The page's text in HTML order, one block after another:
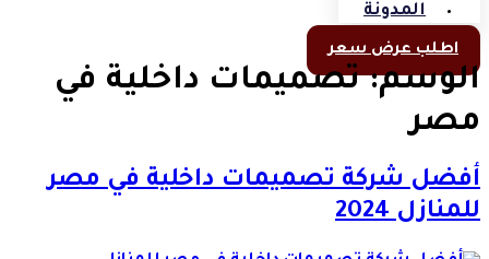
المدونة
اطلب عرض سعر
الوسم:تصميمات داخلية في
مصر
أفضل شركة تصميمات داخلية في مصر
للمنازل 2024